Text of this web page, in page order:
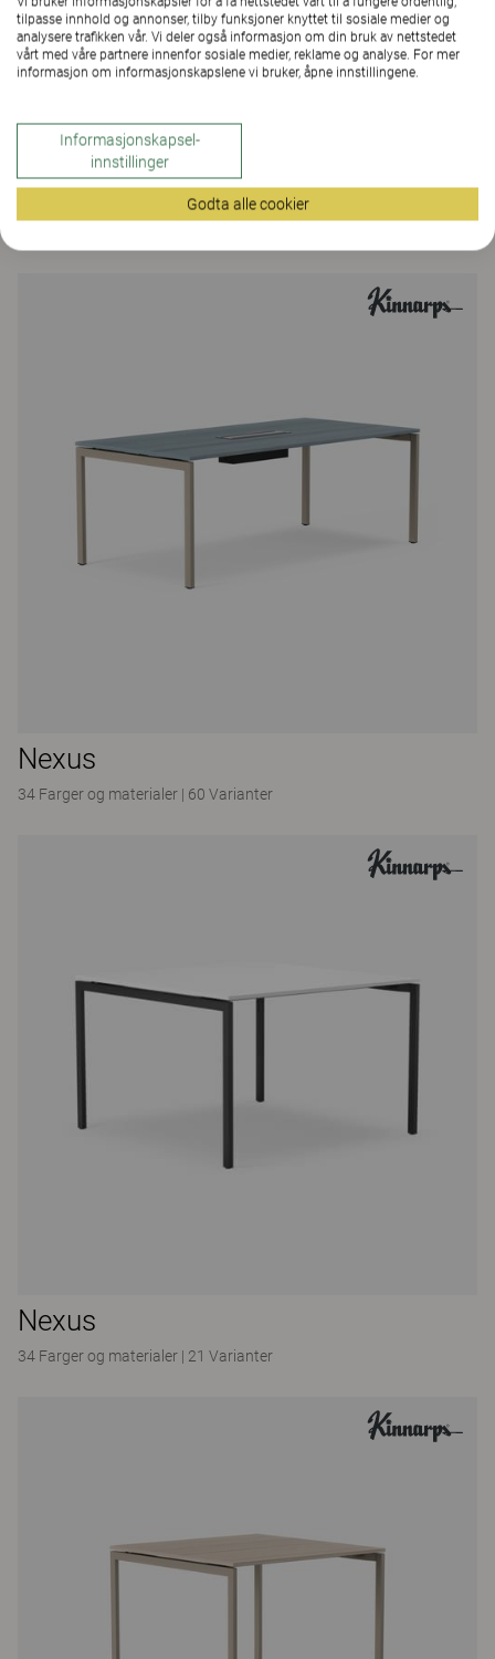
behovet endres. Nexus er en komplett serie som
består av møtebord, skrivebord og benke-løsninger.
Alt for å innrede helhetsløsninger med ulike
Velg materialer fra Kinnarps Colour Studio.
Mer fra familien
Nexus
34 Farger og materialer | 60 Varianter
Nexus
34 Farger og materialer | 21 Varianter
tilpasse innhold og annonser, tilby funksjoner knyttet til sosiale medier og
analysere trafikken vår. Vi deler også informasjon om din bruk av nettstedet
vårt med våre partnere innenfor sosiale medier, reklame og analyse. For mer
informasjon om informasjonskapslene vi bruker, åpne innstillingene.
Informasjonskapsel-
innstillinger
Godta alle cookier